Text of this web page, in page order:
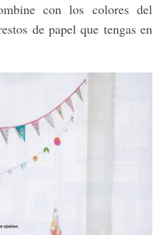
con los colores del
de papel que tengas en